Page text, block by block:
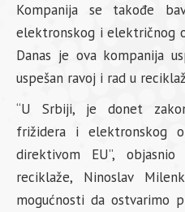
Kompanija se takođe
elektronskog i električnog
Danas je ova kompanija
uspešan ravoj i rad u
“U Srbiji, je donet
frižidera i elektronskog
direktivom EU”,
reciklaže, Ninoslav
mogućnosti da ostvarimo